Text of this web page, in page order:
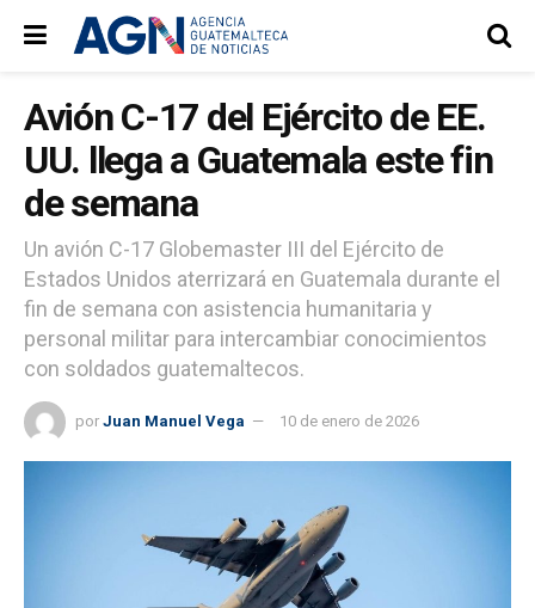
Avión C-17 del Ejército de EE.
UU. llega a Guatemala este fin
de semana
Un avión C-17 Globemaster III del Ejército de
Estados Unidos aterrizará en Guatemala durante el
fin de semana con asistencia humanitaria y
personal militar para intercambiar conocimientos
con soldados guatemaltecos.
por Juan Manuel Vega 10 de enero de 2026